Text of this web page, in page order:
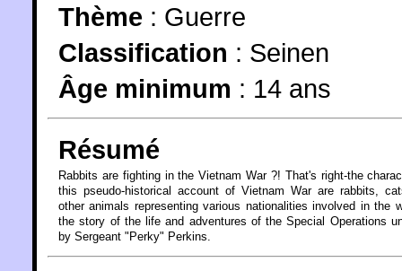
Thème : Guerre
Classification : Seinen
Âge minimum : 14 ans
Résumé
Rabbits are fighting in the Vietnam War ?! That's right-the
this pseudo-historical account of Vietnam War are rabbits,
other animals representing various nationalities involved in the
the story of the life and adventures of the Special Operations
by Sergeant "Perky" Perkins.